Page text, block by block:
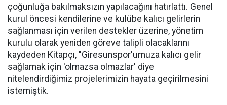
çoğunluğa bakılmaksızın yapılacağını hatırlattı. Genel
kurul öncesi kendilerine ve kulübe kalıcı gelirlerin
sağlanması için verilen destekler üzerine, yönetim
kurulu olarak yeniden göreve talipli olacaklarını
kaydeden Kitapçı, "Giresunspor'umuza kalıcı gelir
sağlamak için 'olmazsa olmazlar' diye
nitelendirdiğimiz projelerimizin hayata geçirilmesini
istemiştik.